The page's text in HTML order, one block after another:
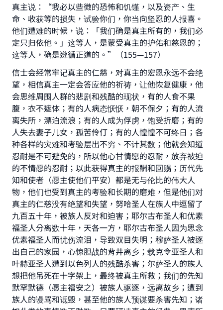
真主说：“我必以些微的恐怖和饥馑，以及资产、生
命、收获等的损失，试验你们，你当向坚忍的人报喜。
他们遭难的时候，说：「我们确是真主所有的，我们必
定只归依他。」这等人，是蒙受真主的护佑和慈恩的；
这等人，确是遵循正道的。”（155—157）
信士会经常牢记真主的仁慈，对真主的宏恩永远不会绝
望，相信真主一定会答应他的祈祷，让他恢复健康，他
会思维周围人群的悲剧和残酷的现状，有的人食不果
腹，衣不遮体；有的人病态恹恹，朝不保夕；有的人流
离失所，漂泊流浪；有的人成为俘虏，饱受折磨；有的
人失去妻子儿女，孤苦伶仃；有的人惶惶不可终日；各
种各样的灾难和考验层出不穷、不计其数；他就会知道
忍耐是不可避免的，所以他心甘情愿的忍耐，放弃被迫
的不情愿的忍耐；以此获得真主的报酬和回赐；历代先
知和使者（愿主使他们平安）都是无与伦比的伟大人
物，他们也受到真主的考验和长期的磨难，但是他们对
真主的仁慈没有绝望和失望，努哈圣人在族人中逗留了
九百五十年，被族人反对和迫害；耶尔古布圣人和优素
福圣人分离数十年，天各一方，耶尔古布圣人因为思念
优素福圣人而忧伤流泪，导致双目失明；穆萨圣人被逐
出自己的家园，心惊胆战的背井离乡；载克令亚圣人和
叶赫亚圣人遭到以色列人的残酷杀害；尔萨圣人的族人
想把他吊死在十字架上，最终被真主所救；我们的先知
默罕默德（愿主福安之）被族人驱逐，远离故乡；遭到
族人的谩骂和诋毁，甚至他的族人预谋要杀害先知；诸
Make an impact on millions of lives
with your contribution today
Your support is crucial for our mission.